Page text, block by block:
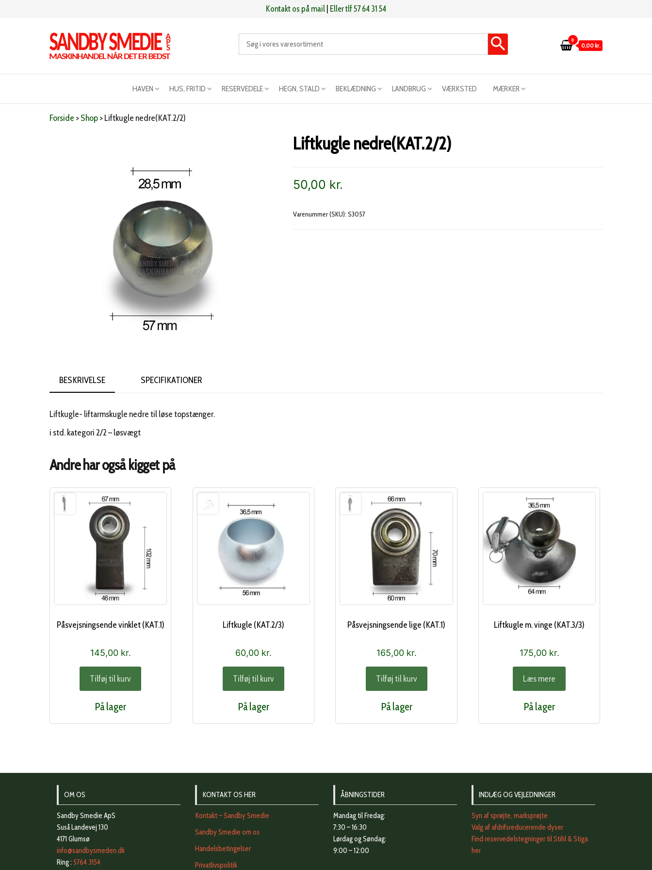
Kontakt os på mail Eller tlf 57 64 31 54
0
0,00 kr.
HAVEN HUS, FRITID RESERVEDELE HEGN, STALD BEKLÆDNING LANDBRUG VÆRKSTED MÆRKER
Forside >Shop>Liftkugle nedre(KAT.2/2)
Liftkugle nedre(KAT.2/2)
50,00 kr.
Varenummer (SKU): S3057
BESKRIVELSE SPECIFIKATIONER
Liftkugle- liftarmskugle nedre til løse topstænger.
i std. kategori 2/2 – løsvægt
Andre har også kigget på
Påsvejsningsende vinklet (KAT.1)
145,00 kr.
Tilføj til kurv
På lager
Liftkugle (KAT.2/3)
60,00 kr.
Tilføj til kurv
På lager
Påsvejsningsende lige (KAT.1)
165,00 kr.
Tilføj til kurv
På lager
Liftkugle m. vinge (KAT.3/3)
175,00 kr.
Læs mere
På lager
OM OS
Sandby Smedie ApS
Suså Landevej 130
4171 Glumsø
info@sandbysmeden.dk
Ring : 5764 3154
KONTAKT OS HER
Kontakt – Sandby Smedie
Sandby Smedie om os
Handelsbetingelser
Privatlivspolitik
ÅBNINGSTIDER
Mandag til Fredag:
7:30 – 16:30
Lørdag og Søndag:
9:00 – 12:00
INDLÆG OG VEJLEDNINGER
Syn af sprøjte, marksprøjte
Valg af afdrifsreducerende dyser
Find reservedelstegninger til Stihl & Stiga
her